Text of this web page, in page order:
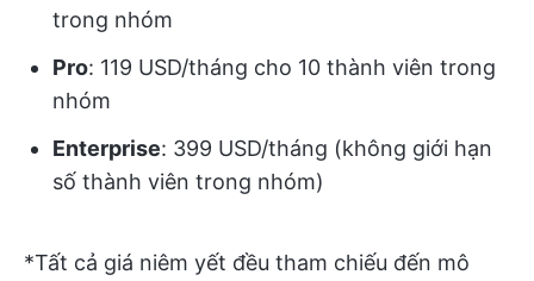
trong nhóm
Pro: 119 USD/tháng cho 10 thành viên trong
nhóm
Enterprise: 399 USD/tháng (không giới hạn
số thành viên trong nhóm)
*Tất cả giá niêm yết đều tham chiếu đến mô